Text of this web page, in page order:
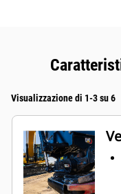
Visualizzazione di 1-3 su 6